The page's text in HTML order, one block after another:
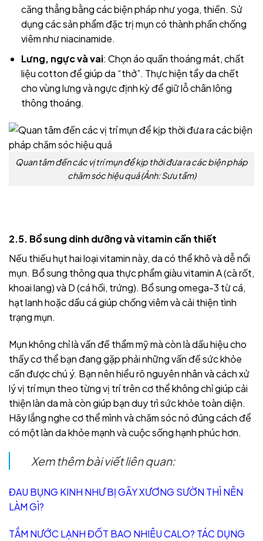
căng thẳng bằng các biện pháp như yoga, thiền. Sử
dụng các sản phẩm đặc trị mụn có thành phần chống
viêm như niacinamide.
Lưng, ngực và vai: Chọn áo quần thoáng mát, chất
liệu cotton để giúp da “thở”. Thực hiện tẩy da chết
cho vùng lưng và ngực định kỳ để giữ lỗ chân lông
thông thoáng.
Quan tâm đến các vị trí mụn để kịp thời đưa ra các biện pháp
chăm sóc hiệu quả (Ảnh: Sưu tầm)
2.5. Bổ sung dinh dưỡng và vitamin cần thiết
Nếu thiếu hụt hai loại vitamin này, da có thể khô và dễ nổi
mụn. Bổ sung thông qua thực phẩm giàu vitamin A (cà rốt,
khoai lang) và D (cá hồi, trứng). Bổ sung omega-3 từ cá,
hạt lanh hoặc dầu cá giúp chống viêm và cải thiện tình
trạng mụn.
Mụn không chỉ là vấn đề thẩm mỹ mà còn là dấu hiệu cho
thấy cơ thể bạn đang gặp phải những vấn đề sức khỏe
cần được chú ý. Bạn nên hiểu rõ nguyên nhân và cách xử
lý vị trí mụn theo từng vị trí trên cơ thể không chỉ giúp cải
thiện làn da mà còn giúp bạn duy trì sức khỏe toàn diện.
Hãy lắng nghe cơ thể mình và chăm sóc nó đúng cách để
có một làn da khỏe mạnh và cuộc sống hạnh phúc hơn.
Xem thêm bài viết liên quan:
ĐAU BỤNG KINH NHƯ BỊ GÃY XƯƠNG SƯỜN THÌ NÊN
LÀM GÌ?
TẮM NƯỚC LẠNH ĐỐT BAO NHIÊU CALO? TÁC DỤNG